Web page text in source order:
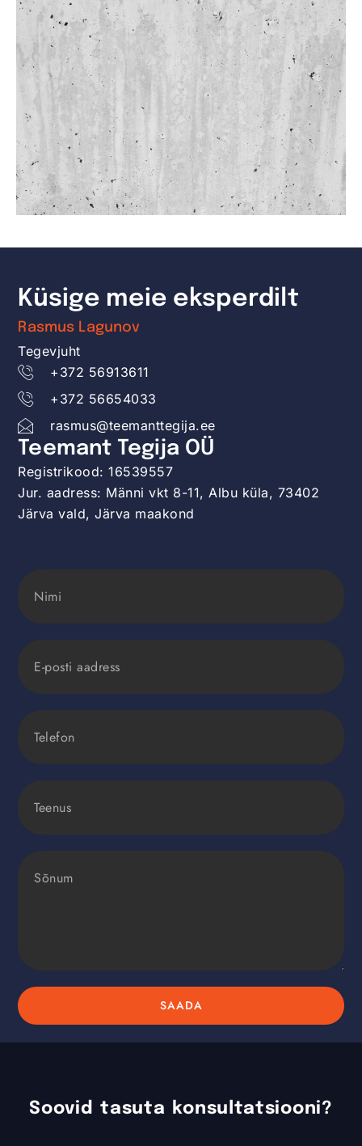
Küsige meie eksperdilt
Rasmus Lagunov
Tegevjuht
+372 56913611
+372 56654033
rasmus@teemanttegija.ee
Teemant Tegija OÜ
Registrikood: 16539557
Jur. aadress: Männi vkt 8-11, Albu küla, 73402
Järva vald, Järva maakond
POSTI
TEENUS
SAADA
Soovid tasuta konsultatsiooni?